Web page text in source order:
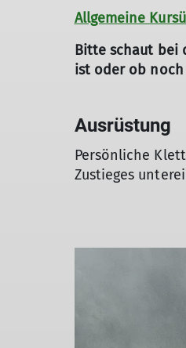
Allgemeine
Bitte schaut bei
ist oder ob
Ausrüstung
Persönliche
Zustieges